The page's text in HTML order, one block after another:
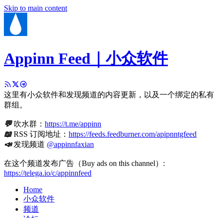
Skip to main content
Appinn Feed｜小众软件
这里有小众软件和发现频道的内容更新，以及一个绑定的私有
群组。
💬吹水群： https://t.me/appinn
📖RSS 订阅地址： https://feeds.feedburner.com/apipnntgfeed
📣发现频道 @appinnfaxian
在这个频道发布广告（Buy ads on this channel）:
https://telega.io/c/appinnfeed
Home
小众软件
频道